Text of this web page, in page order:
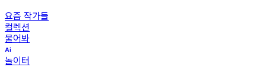
요즘 작가들
컬렉션
물어봐
놀이터